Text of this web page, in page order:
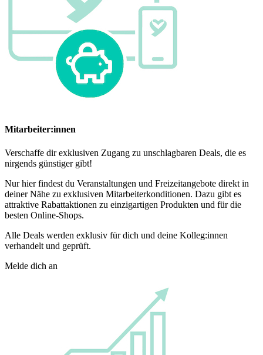
Mitarbeiter:innen
Verschaffe dir exklusiven Zugang zu unschlagbaren Deals, die es
nirgends günstiger gibt!
Nur hier findest du Veranstaltungen und Freizeitangebote direkt in
deiner Nähe zu exklusiven Mitarbeiterkonditionen. Dazu gibt es
attraktive Rabattaktionen zu einzigartigen Produkten und für die
besten Online-Shops.
Alle Deals werden exklusiv für dich und deine Kolleg:innen
verhandelt und geprüft.
Melde dich an